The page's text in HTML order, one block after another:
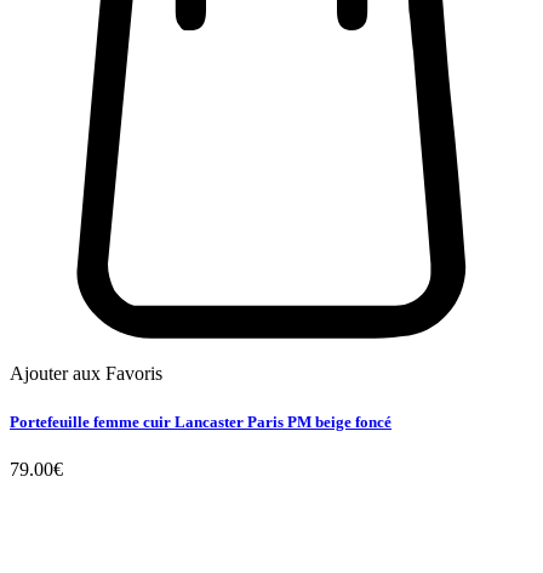
Ajouter aux Favoris
Portefeuille femme cuir Lancaster Paris PM beige foncé
79.00€